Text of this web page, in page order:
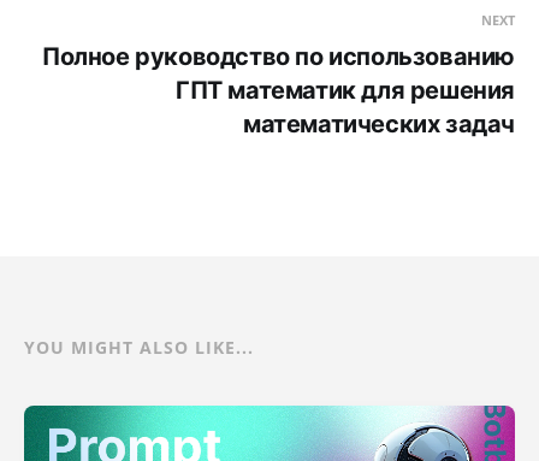
NEXT
Полное руководство по использованию
ГПТ математик для решения
математических задач
YOU MIGHT ALSO LIKE...